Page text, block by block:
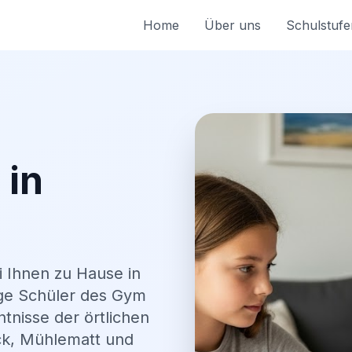
Home Über uns
zu Hause in
Schüler des Gym
der örtlichen
Mühlematt und